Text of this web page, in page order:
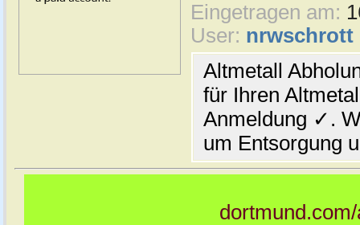
Eingetragen am:
User: nrwschrott
Altmetall
für Ihren
Anmeldung ✓.
um Entsorgung